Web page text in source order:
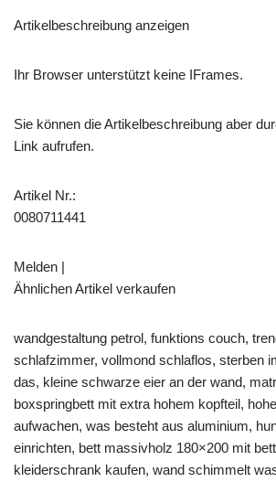
Artikelbeschreibung anzeigen
Ihr Browser unterstützt keine IFrames.
Sie können die Artikelbeschreibung aber
Link aufrufen.
Artikel Nr.:
0080711441
Melden |
Ähnlichen Artikel verkaufen
wandgestaltung petrol, funktions couch,
schlafzimmer, vollmond schlaflos, sterben
das, kleine schwarze eier an der wand,
boxspringbett mit extra hohem kopfteil,
aufwachen, was besteht aus aluminium,
einrichten, bett massivholz 180×200 mit
kleiderschrank kaufen, wand schimmelt